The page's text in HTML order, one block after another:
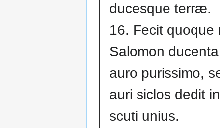
ducesque terræ.
16. Fecit quoque
Salomon
auro purissimo,
auri siclos dedit
scuti unius.